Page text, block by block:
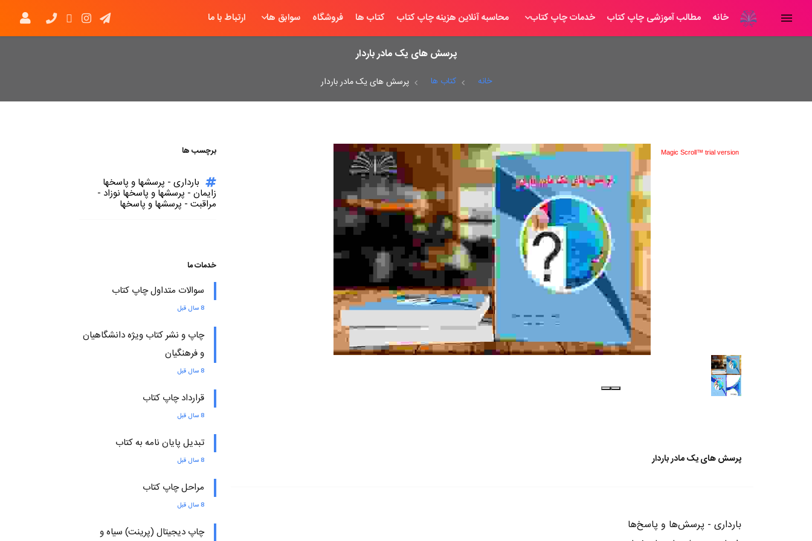
خانه مطالب آموزشی چاپ کتاب خدمات چاپ کتاب محاسبه آنلاین هزینه چاپ کتاب کتاب ها فروشگاه سوابق ها ارتباط با ما
پرسش های یک مادر باردار
خانه کتاب ها پرسش های یک مادر باردار
Magic Scroll™ trial version
پرسش های یک مادر باردار
بارداری - پرسش‌ها و پاسخ‌ها
برچسب ها
بارداری - پرسشها و پاسخها
زایمان - پرسشها و پاسخها نوزاد -
مراقبت - پرسشها و پاسخها
خدمات ما
سوالات متداول چاپ کتاب
8 سال قبل
چاپ و نشر کتاب ویژه دانشگاهیان
و فرهنگیان
8 سال قبل
قرارداد چاپ کتاب
8 سال قبل
تبدیل پایان نامه به کتاب
8 سال قبل
مراحل چاپ کتاب
8 سال قبل
چاپ دیجیتال (پرینت) سیاه و